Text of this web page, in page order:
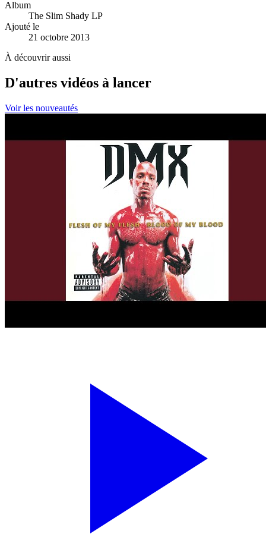
Album
The Slim Shady LP
Ajouté le
21 octobre 2013
À découvrir aussi
D'autres vidéos à lancer
Voir les nouveautés